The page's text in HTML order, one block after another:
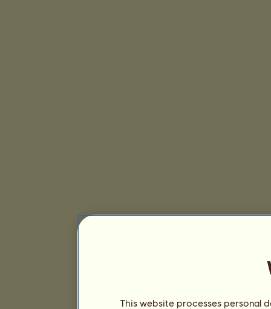
This website processes personal